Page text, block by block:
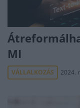
MI
VÁLLALKOZÁS 2024.